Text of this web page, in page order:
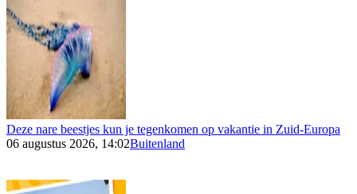
Deze nare beestjes kun je tegenkomen op vakantie in Zuid-Europa
06 augustus 2026, 14:02Buitenland